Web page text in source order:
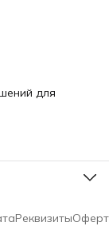
для
Реквизиты